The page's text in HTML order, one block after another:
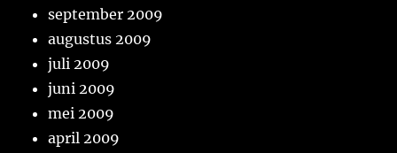
september 2009
augustus 2009
juli 2009
juni 2009
mei 2009
april 2009